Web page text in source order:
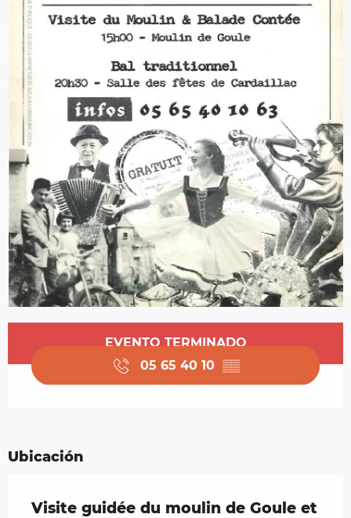
Horarios y datos de contacto
EVENTO TERMINADO
05 65 40 10 ▒▒
Ubicación
Visite guidée du moulin de Goule et